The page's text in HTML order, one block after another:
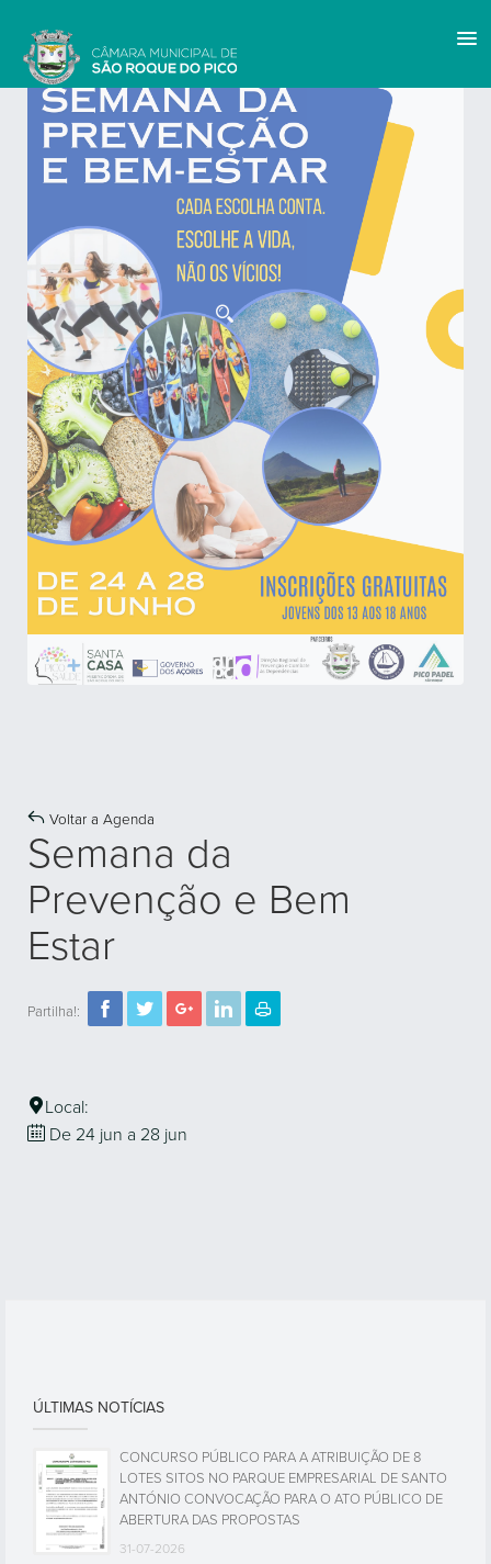
Voltar a Agenda
Semana da
Prevenção e Bem
Estar
Partilha!:
Local:
De 24 jun a 28 jun
ÚLTIMAS NOTÍCIAS
CONCURSO PÚBLICO PARA A ATRIBUIÇÃO DE 8
LOTES SITOS NO PARQUE EMPRESARIAL DE SANTO
ANTÓNIO CONVOCAÇÃO PARA O ATO PÚBLICO DE
ABERTURA DAS PROPOSTAS
31-07-2026